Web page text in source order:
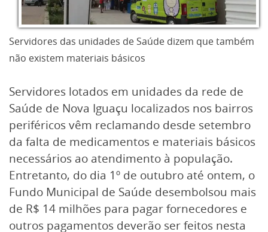
Servidores das unidades de Saúde dizem que também
não existem materiais básicos
Servidores lotados em unidades da rede de
Saúde de Nova Iguaçu localizados nos bairros
periféricos vêm reclamando desde setembro
da falta de medicamentos e materiais básicos
necessários ao atendimento à população.
Entretanto, do dia 1º de outubro até ontem, o
Fundo Municipal de Saúde desembolsou mais
de R$ 14 milhões para pagar fornecedores e
outros pagamentos deverão ser feitos nesta